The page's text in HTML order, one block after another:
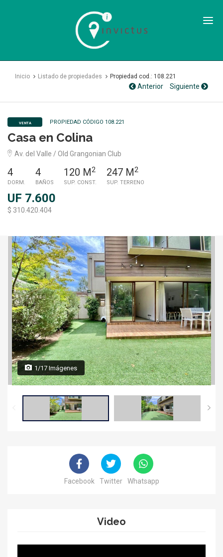
Inmobiliaria
Inicio Listado de propiedades Propiedad cod.: 108.221
Anterior Siguiente
VENTA PROPIEDAD CÓDIGO 108.221
Casa en Colina
Av. del Valle / Old Grangonian Club
4
DORM.
4
BAÑOS
120 M2
SUP. CONST.
247 M2
SUP. TERRENO
UF 7.600
$ 310.420.404
1/17 Imágenes
Facebook Twitter Whatsapp
Video